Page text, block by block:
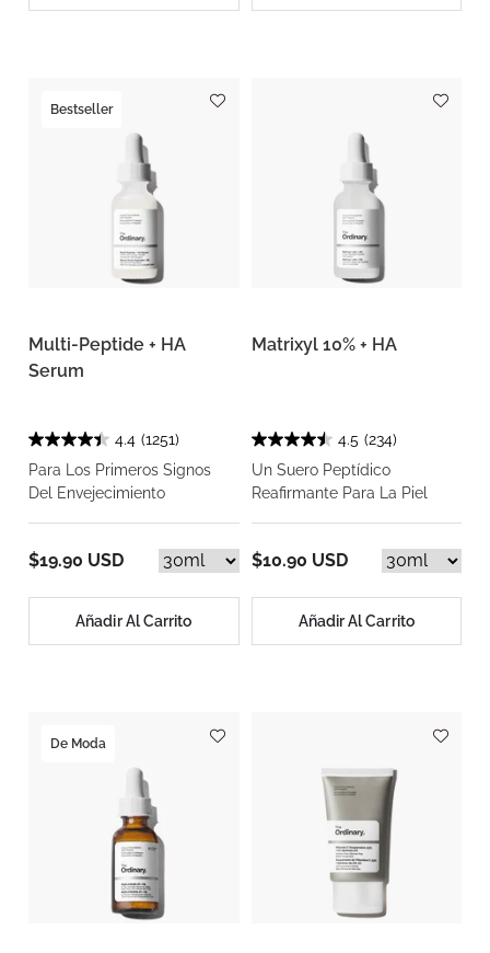
Bestseller
Multi-Peptide + HA
Serum
4.4 (1251)
Para Los Primeros Signos
Del Envejecimiento
$19.90 USD
Añadir Al Carrito
Matrixyl 10% + HA
4.5 (234)
Un Suero Peptídico
Reafirmante Para La Piel
$10.90 USD
Añadir Al Carrito
De Moda